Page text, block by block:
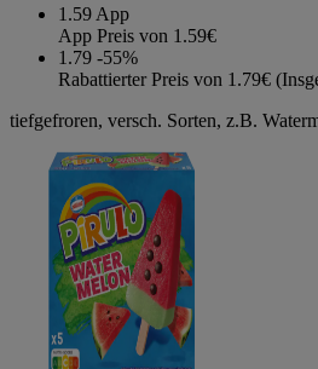
1.59 App
App Preis von 1.59€
1.79 -55%
Rabattierter Preis von 1.79€
tiefgefroren, versch. Sorten, z.B.